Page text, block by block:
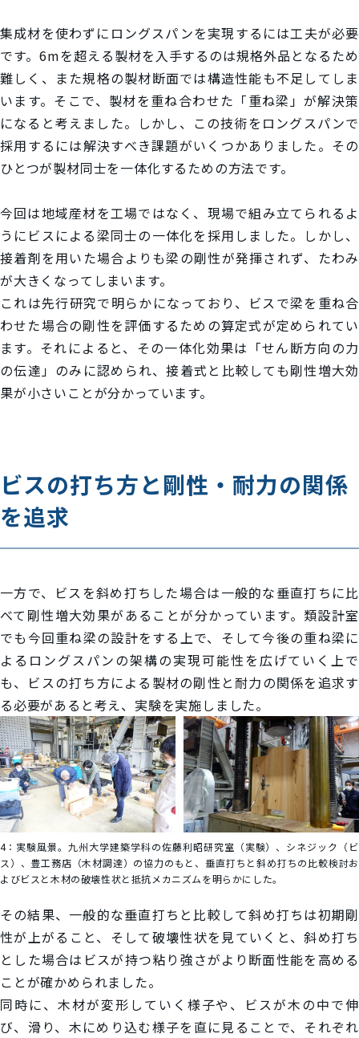
集成材を使わずにロングスパンを実現するには工夫が必要
です。6mを超える製材を入手するのは規格外品となるため
難しく、また規格の製材断面では構造性能も不足してしま
います。そこで、製材を重ね合わせた「重ね梁」が解決策
になると考えました。しかし、この技術をロングスパンで
採用するには解決すべき課題がいくつかありました。その
ひとつが製材同士を一体化するための方法です。
今回は地域産材を工場ではなく、現場で組み立てられるよ
うにビスによる梁同士の一体化を採用しました。しかし、
接着剤を用いた場合よりも梁の剛性が発揮されず、たわみ
が大きくなってしまいます。
これは先行研究で明らかになっており、ビスで梁を重ね合
わせた場合の剛性を評価するための算定式が定められてい
ます。それによると、その一体化効果は「せん断方向の力
の伝達」のみに認められ、接着式と比較しても剛性増大効
果が小さいことが分かっています。
ビスの打ち方と剛性・耐力の関係
を追求
一方で、ビスを斜め打ちした場合は一般的な垂直打ちに比
べて剛性増大効果があることが分かっています。類設計室
でも今回重ね梁の設計をする上で、そして今後の重ね梁に
よるロングスパンの架構の実現可能性を広げていく上で
も、ビスの打ち方による製材の剛性と耐力の関係を追求す
る必要があると考え、実験を実施しました。
4： 実験風景。九州大学建築学科の佐藤利昭研究室（実験）、シネジック（ビ
ス）、豊工務店（木材調達）の協力のもと、垂直打ちと斜め打ちの比較検討お
よびビスと木材の破壊性状と抵抗メカニズムを明らかにした。
その結果、一般的な垂直打ちと比較して斜め打ちは初期剛
性が上がること、そして破壊性状を見ていくと、斜め打ち
とした場合はビスが持つ粘り強さがより断面性能を高める
ことが確かめられました。
同時に、木材が変形していく様子や、ビスが木の中で伸
び、滑り、木にめり込む様子を直に見ることで、それぞれ